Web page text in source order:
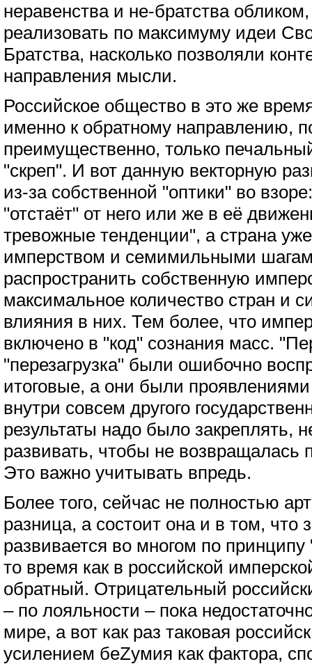
неравенства и не-братства обликом,
реализовать по максимуму идеи
Братства, насколько позволяли
направления мысли.
Российское общество в это же
именно к обратному направлению,
преимущественно, только
"скреп". И вот данную векторную
из-за собственной "оптики" во
"отстаёт" от него или же в её
тревожные тенденции", а страна
имперством и семимильными
распространить собственную
максимальное количество стран и
влияния в них. Тем более, что
включено в "код" сознания масс.
"перезагрузка" были ошибочно
итоговые, а они были
внутри совсем другого
результаты надо было закреплять,
развивать, чтобы не возвращалась
Это важно учитывать впредь.
Более того, сейчас не полностью
разница, а состоит она и в том, что
развивается во многом по
то время как в российской
обратный. Отрицательный
– по лояльности – пока
мире, а вот как раз таковая
усилением беZумия как фактора,